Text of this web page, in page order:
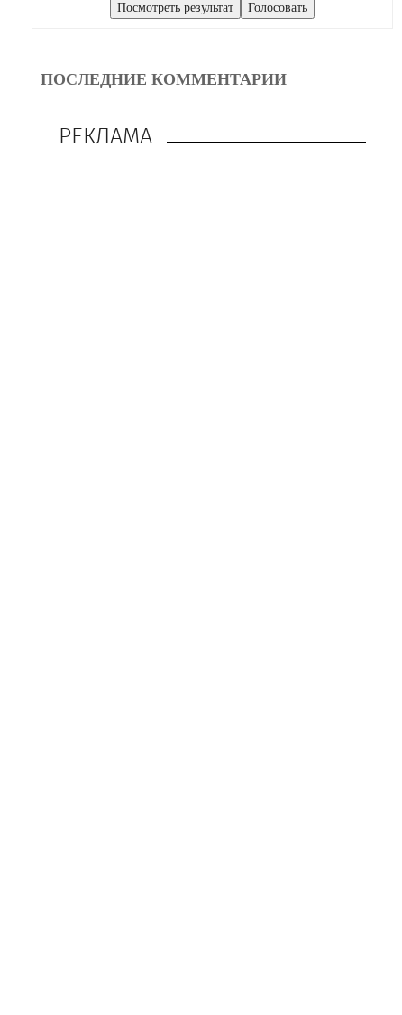
ПОСЛЕДНИЕ КОММЕНТАРИИ
РЕКЛАМА